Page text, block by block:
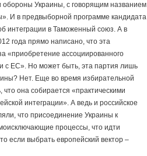
Украины, с говорящим названием
И в предвыборной программе кандидата
интеграции в Таможенный союз. А в
года прямо написано, что эта
«приобретение ассоциированного
с ЕС». Но может быть, эта партия лишь
Нет. Еще во время избирательной
она собирается «практическими
интеграции». А ведь и российское
что присоединение Украины к
процессы, что идти
если выбрать европейский вектор –